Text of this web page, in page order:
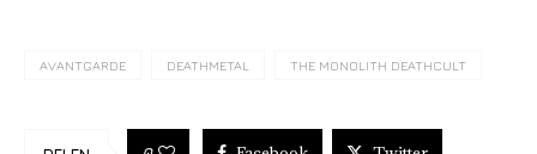
AVANTGARDE DEATHMETAL THE MONOLITH DEATHCULT